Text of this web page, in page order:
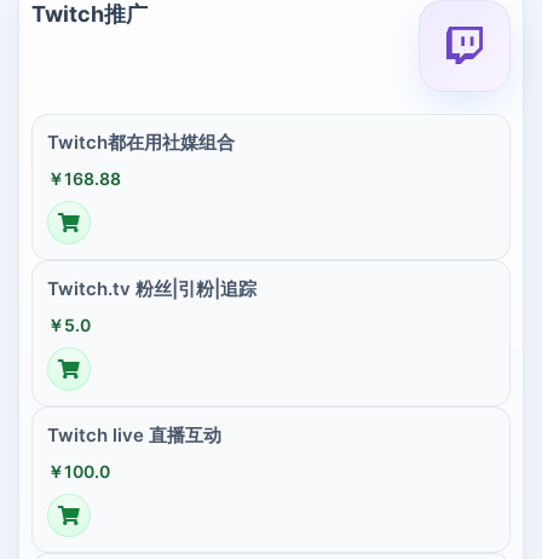
Twitch推广
Twitch都在用社媒组合
￥168.88
Twitch.tv 粉丝|引粉|追踪
￥5.0
Twitch live 直播互动
￥100.0